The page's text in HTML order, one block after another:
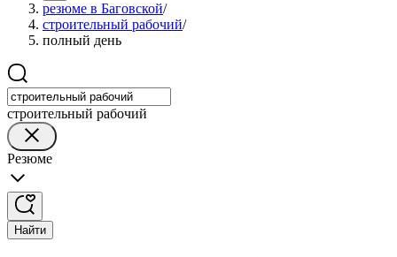
резюме в Баговской/
строительный рабочий/
полный день
строительный рабочий
Резюме
Найти